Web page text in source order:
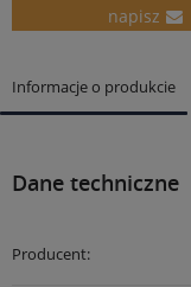
napisz
Informacje o produkcie
Dane techniczne
Producent: